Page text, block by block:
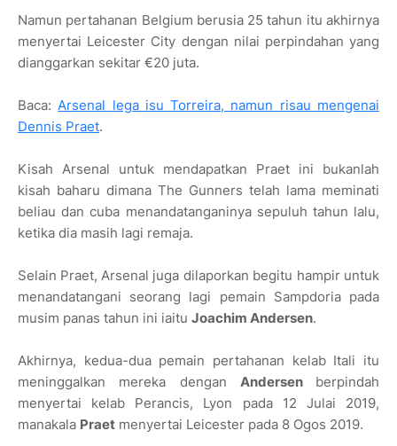
Namun pertahanan Belgium berusia 25 tahun itu akhirnya
menyertai Leicester City dengan nilai perpindahan yang
dianggarkan sekitar €20 juta.
Baca:Arsenal lega isu Torreira, namun risau mengenai
Dennis Praet.
Kisah Arsenal untuk mendapatkan Praet ini bukanlah
kisah baharu dimana The Gunners telah lama meminati
beliau dan cuba menandatanganinya sepuluh tahun lalu,
ketika dia masih lagi remaja.
Selain Praet, Arsenal juga dilaporkan begitu hampir untuk
menandatangani seorang lagi pemain Sampdoria pada
musim panas tahun ini iaitu Joachim Andersen.
Akhirnya, kedua-dua pemain pertahanan kelab Itali itu
meninggalkan mereka dengan Andersen berpindah
menyertai kelab Perancis, Lyon pada 12 Julai 2019,
manakala Praet menyertai Leicester pada 8 Ogos 2019.